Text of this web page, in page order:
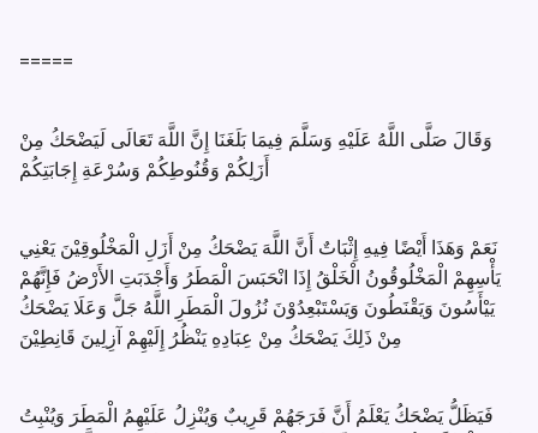
=====
وَقَالَ صَلَّى اللَّهُ عَلَيْهِ وَسَلَّمَ فِيمَا بَلَغَنَا إِنَّ اللَّهَ تَعَالَى لَيَضْحَكُ مِنْ
أَزَلِكُمْ وَقُنُوطِكُمْ وَسُرْعَةِ إِجَابَتِكُمْ
نَعَمْ وَهَذَا أَيْضًا فِيهِ إِثْبَاتٌ أَنَّ اللَّهَ يَضْحَكُ مِنْ أَزَلِ الْمَخْلُوقِيْنَ يَعْنِي
يَأْسِهِمْ الْمَخْلُوقُونُ الْخَلْقُ إِذَا انْحَبَسَ الْمَطَرُ وَأَجْدَبَتِ الأَرْضُ فَإِنَّهُمْ
يَيْأَسُونَ وَيَقْنَطُونَ وَيَسْتَبْعِدُوْنَ نُزُولَ الْمَطَرِ اللَّهُ جَلَّ وَعَلَا يَضْحَكُ
مِنْ ذَلِكَ يَضْحَكُ مِنْ عِبَادِهِ يَنْظُرُ إِلَيْهِمْ آزِلِينَ قَانِطِيْنَ
فَيَظَلُّ يَضْحَكُ يَعْلَمُ أَنَّ فَرَجَهُمْ قَرِيبٌ وَيُنْزِلُ عَلَيْهِمُ الْمَطَرَ وَيُنْبِتُ